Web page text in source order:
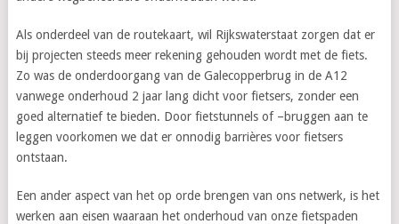
Als onderdeel van de routekaart, wil Rijkswaterstaat zorgen dat er
bij projecten steeds meer rekening gehouden wordt met de fiets.
Zo was de onderdoorgang van de Galecopperbrug in de A12
vanwege onderhoud 2 jaar lang dicht voor fietsers, zonder een
goed alternatief te bieden. Door fietstunnels of –bruggen aan te
leggen voorkomen we dat er onnodig barrières voor fietsers
ontstaan.
Een ander aspect van het op orde brengen van ons netwerk, is het
werken aan eisen waaraan het onderhoud van onze fietspaden